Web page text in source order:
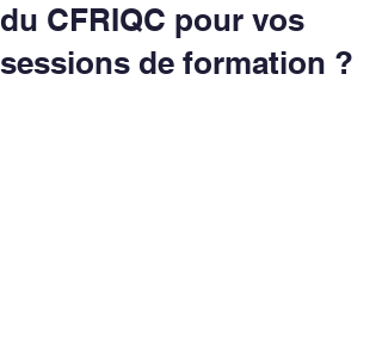
du CFRIQC pour vos
sessions de formation ?